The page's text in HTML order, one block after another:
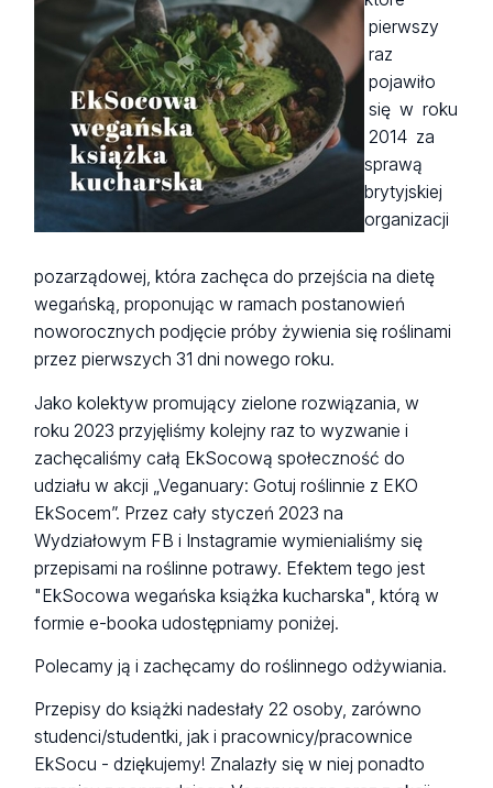
ZAKUPY:
Wdrożenie zasady 5R – realizowanie wyłącznie
niezbędnych zakupów;
Stosowanie zielonych (zrównoważonych) zakupów
publicznych;
Wyznaczenie docelowych zielonych standardów w
eksploatacyjnych i długości okresu przejściowego.
OBIEG DOKUMENTÓW:
pierwszy
raz
pojawiło
się w roku
2014 za
sprawą
brytyjskiej
organizacji
pozarządowej, która zachęca do przejścia na dietę
wegańską, proponując w ramach postanowień
noworocznych podjęcie próby żywienia się roślinami
przez pierwszych 31 dni nowego roku.
Jako kolektyw promujący zielone rozwiązania, w
roku 2023 przyjęliśmy kolejny raz to wyzwanie i
zachęcaliśmy całą EkSocową społeczność do
udziału w akcji „Veganuary: Gotuj roślinnie z EKO
EkSocem”. Przez cały styczeń 2023 na
Wydziałowym FB i Instagramie wymienialiśmy się
przepisami na roślinne potrawy. Efektem tego jest
"EkSocowa wegańska książka kucharska", którą w
formie e-booka udostępniamy poniżej.
Polecamy ją i zachęcamy do roślinnego odżywiania.
Przepisy do książki nadesłały 22 osoby, zarówno
studenci/studentki, jak i pracownicy/pracownice
EkSocu - dziękujemy! Znalazły się w niej ponadto